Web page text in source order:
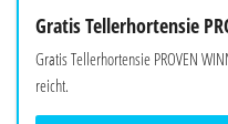
Gratis Tellerhortensie
Gratis Tellerhortensie PROVEN
reicht.